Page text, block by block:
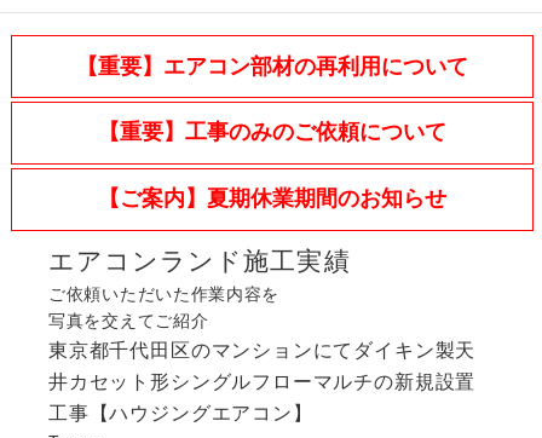
エアコンを選ぶ
Airconditioner search
店舗案内
Company
施工実績
Work
よくある質問
Question
Contact us
電話問い合わせはこちら
Call a store
【重要】エアコン部材の再利用について
【重要】工事のみのご依頼について
【ご案内】夏期休業期間のお知らせ
エアコンランド施工実績
ご依頼いただいた作業内容を
写真を交えてご紹介
東京都千代田区のマンションにてダイキン製天
井カセット形シングルフローマルチの新規設置
工事【ハウジングエアコン】